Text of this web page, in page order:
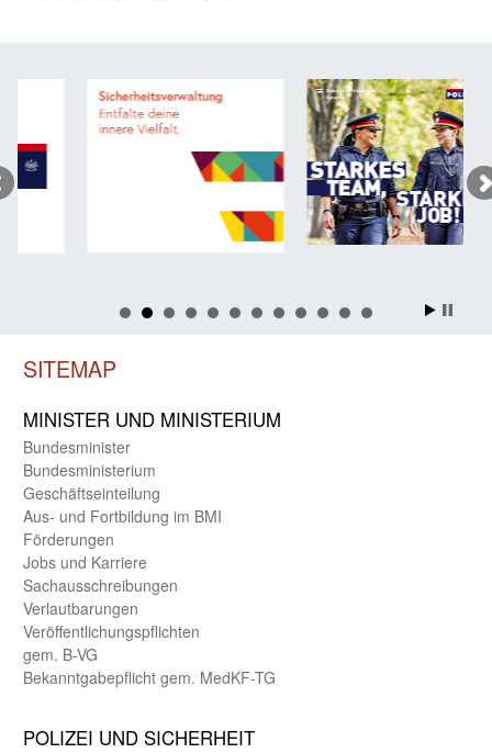
SITEMAP
MINISTER UND MINIST­ERIUM
Bundes­minister
Bundes­ministerium
Geschäfts­einteilung
Aus- und Fortbildung im BMI
Förderungen
Jobs und Karriere
Sachaus­schreibungen
Verlautbarungen
Veröffentlichungspflichten
gem. B-VG
Bekanntgabepflicht gem. MedKF-TG
POLIZEI UND SICHER­HEIT